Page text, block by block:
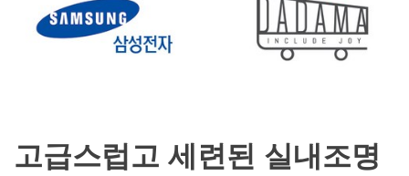
고급스럽고 세련된 실내조명